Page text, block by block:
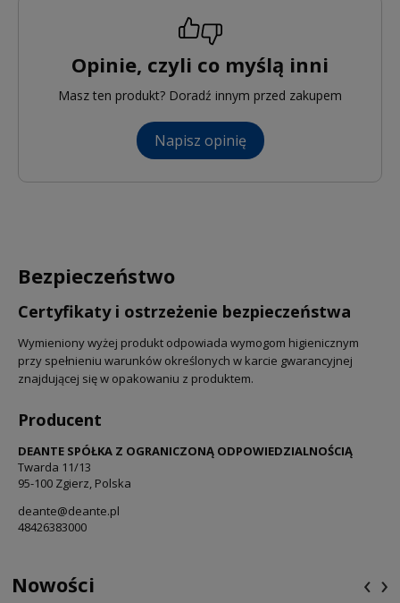
Opinie, czyli co myślą inni
Masz ten produkt? Doradź innym przed zakupem
Napisz opinię
Bezpieczeństwo
Certyfikaty i ostrzeżenie bezpieczeństwa
Wymieniony wyżej produkt odpowiada wymogom higienicznym
przy spełnieniu warunków określonych w karcie gwarancyjnej
znajdującej się w opakowaniu z produktem.
Producent
DEANTE SPÓŁKA Z OGRANICZONĄ ODPOWIEDZIALNOŚCIĄ
Twarda 11/13
95-100 Zgierz, Polska
deante@deante.pl
48426383000
Nowości ‹ ›